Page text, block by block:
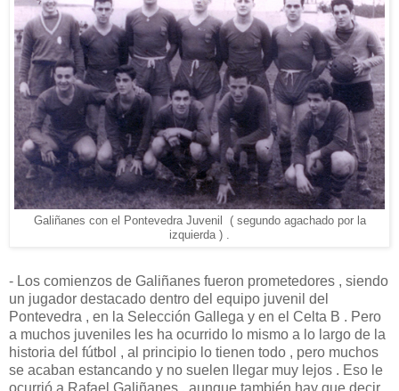
Galiñanes con el Pontevedra Juvenil ( segundo agachado por la
izquierda ) .
- Los comienzos de Galiñanes fueron prometedores , siendo
un jugador destacado dentro del equipo juvenil del
Pontevedra , en la Selección Gallega y en el Celta B . Pero
a muchos juveniles les ha ocurrido lo mismo a lo largo de la
historia del fútbol , al principio lo tienen todo , pero muchos
se acaban estancando y no suelen llegar muy lejos . Eso le
ocurrió a Rafael Galiñanes , aunque también hay que decir